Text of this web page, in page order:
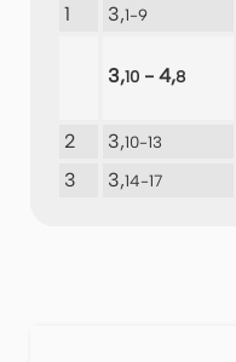
1 3,1-9
3,10 - 4,8
2 3,10-13
3
3,14-17